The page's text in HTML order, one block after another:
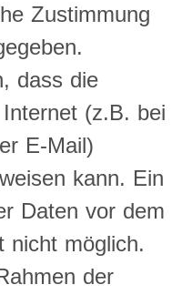
Zustimmung
dass die
(z.B. bei
E-Mail)
kann. Ein
Daten vor dem
nicht möglich.
der